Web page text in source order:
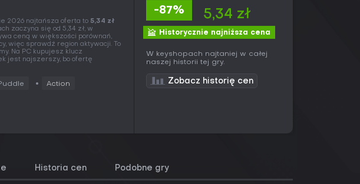
2026 najtańsza oferta to 5,34 zł
zaczyna się od 5,34 zł, w
ceną w większości porównań,
więc sprawdź region aktywacji. To
Na PC kupujesz klucz
jest najszerszy, bo ofertę
Action
-87% 5,34 zł
Historycznie najniższa cena
W keyshopach najtaniej w całej
naszej historii tej gry.
Zobacz historię cen
Historia cen Podobne gry